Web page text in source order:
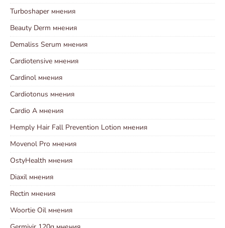
Turboshaper мнения
Beauty Derm мнения
Demaliss Serum мнения
Cardiotensive мнения
Cardinol мнения
Cardiotonus мнения
Cardio A мнения
Hemply Hair Fall Prevention Lotion мнения
Movenol Pro мнения
OstyHealth мнения
Diaxil мнения
Rectin мнения
Woortie Oil мнения